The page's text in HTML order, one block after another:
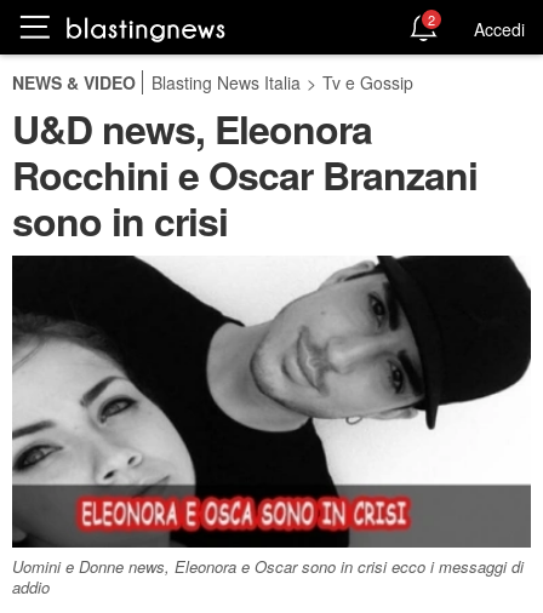
2 Accedi
NEWS & VIDEO Blasting News Italia > Tv e Gossip
U&D news, Eleonora
Rocchini e Oscar Branzani
sono in crisi
Uomini e Donne news, Eleonora e Oscar sono in crisi ecco i messaggi di
addio